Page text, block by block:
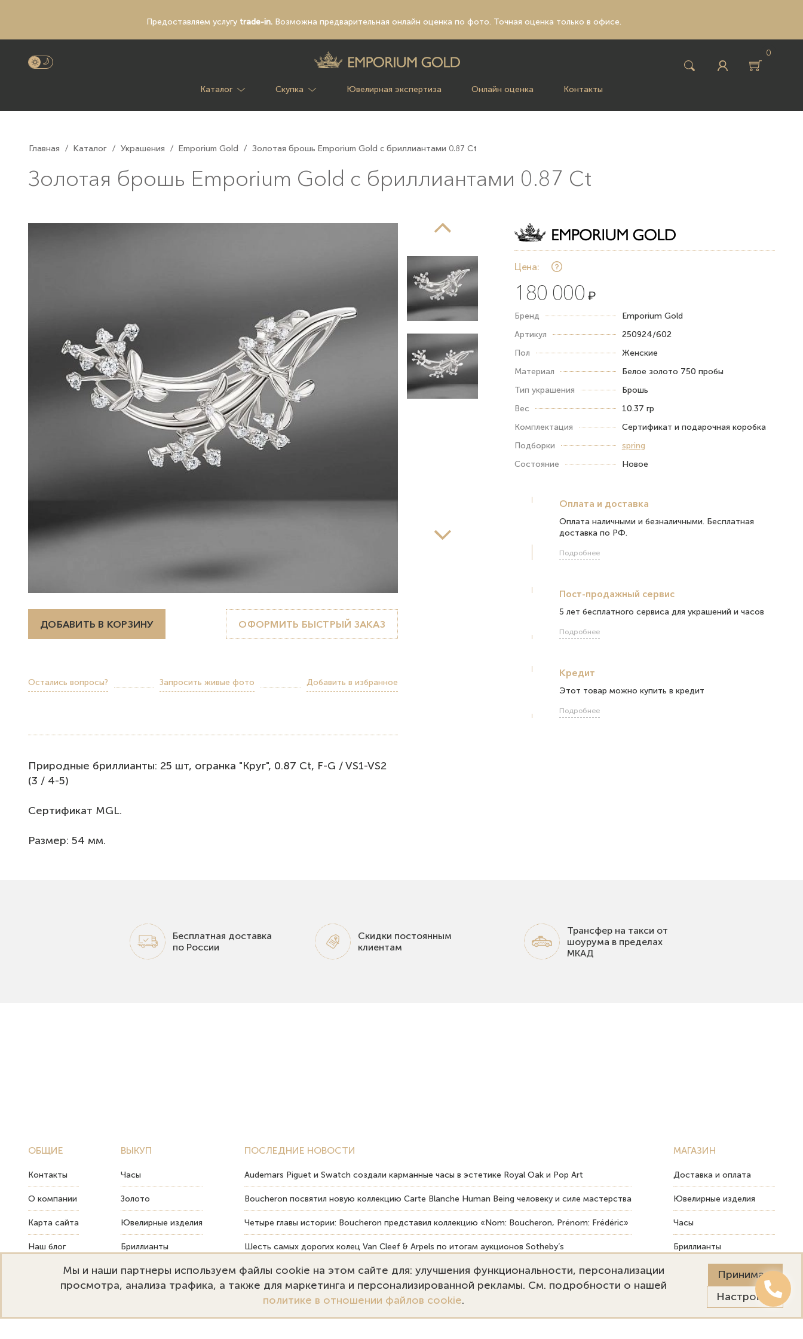
Предоставляем услугу trade-in.Возможна предварительная онлайн оценка по фото. Точная оценка только в офисе.
0
Каталог Скупка Ювелирная экспертиза Онлайн оценка Контакты
Главная / Каталог / Украшения / Emporium Gold / Золотая брошь Emрorium Gold с бриллиантами 0.87 Ct
Золотая брошь Emрorium Gold с бриллиантами 0.87 Ct
ДОБАВИТЬ В КОРЗИНУ ОФОРМИТЬ БЫСТРЫЙ ЗАКАЗ
Остались вопросы? Запросить живые фото Добавить в избранное
Природные бриллианты: 25 шт, огранка "Круг", 0.87 Ct, F-G / VS1-VS2
(3 / 4-5)
Сертификат MGL.
Размер: 54 мм.
Цена:
180 000 ₽
Бренд
Emporium Gold
Артикул
250924/602
Пол
Женские
Материал
Белое золото 750 пробы
Тип украшения
Брошь
Вес
10.37 гр
Комплектация
Сертификат и подарочная коробка
Подборки
spring
Состояние
Новое
Оплата и доставка
Оплата наличными и безналичными. Бесплатная
доставка по РФ.
Подробнее
Пост-продажный сервис
5 лет бесплатного сервиса для украшений и часов
Подробнее
Кредит
Этот товар можно купить в кредит
Подробнее
Бесплатная доставка
по России
Скидки постоянным
клиентам
Трансфер на такси от
шоурума в пределах
МКАД
ОБЩИЕ
Контакты
О компании
Карта сайта
Наш блог
ВЫКУП
Часы
Золото
Ювелирные изделия
Бриллианты
Монеты
ПОСЛЕДНИЕ НОВОСТИ
Audemars Piguet и Swatch создали карманные часы в эстетике Royal Oak и Pop Art
Boucheron посвятил новую коллекцию Carte Blanche Human Being человеку и силе мастерства
Четыре главы истории: Boucheron представил коллекцию «Nom: Boucheron, Prénom: Frédéric»
Шесть самых дорогих колец Van Cleef & Arpels по итогам аукционов Sotheby’s
Как твердость драгоценных камней влияет на долговечность ювелирных изделий
МАГАЗИН
Доставка и оплата
Ювелирные изделия
Часы
Бриллианты
Пост-продажный сервис
Мы и наши партнеры используем файлы cookie на этом сайте для: улучшения функциональности, персонализации
просмотра, анализа трафика, а также для маркетинга и персонализированной рекламы. См. подробности о нашей
политике в отношении файлов cookie.
Принимаю
Настройки